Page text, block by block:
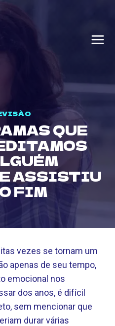
QUE
ASSISTIU
FIM
vezes se tornam um
apenas de seu tempo,
emocional nos
dos anos, é difícil
sem mencionar que
durar várias